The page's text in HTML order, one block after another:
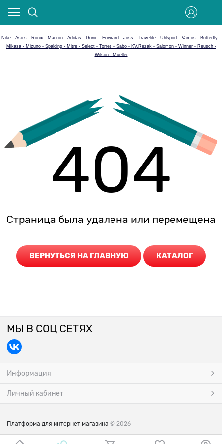
Nike - Asics - Ronix - Macron - Adidas - Donic - Forward - Joss - Travelite - Uhlsport - Vamos - Butterfly -
Mikasa - Mizuno - Spalding - Mitre - Select - Torres - Sabo - KV.Rezak - Salomon - Winner - Reusch -
Wilson - Mueller
404
Страница была удалена или перемещена
ВЕРНУТЬСЯ НА ГЛАВНУЮ КАТАЛОГ
МЫ В СОЦ СЕТЯХ
Информация
Личный кабинет
Платформа для интернет магазина © 2026